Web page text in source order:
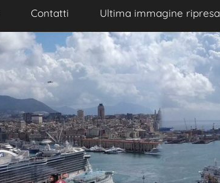
Contatti Ultima immagine ripresa